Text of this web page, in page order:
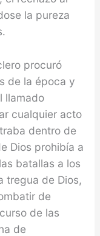
la pureza
procuró
de la época y
llamado
cualquier acto
dentro de
Dios prohibía a
batallas a los
tregua de Dios,
de
de las
de